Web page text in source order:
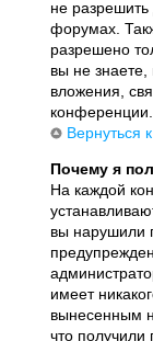
не
форумах.
разрешено
вы не
вложения,
конференции.
Вернуться
Почему я
На каждой
вы нарушили
имеет
вынесенным
что получили